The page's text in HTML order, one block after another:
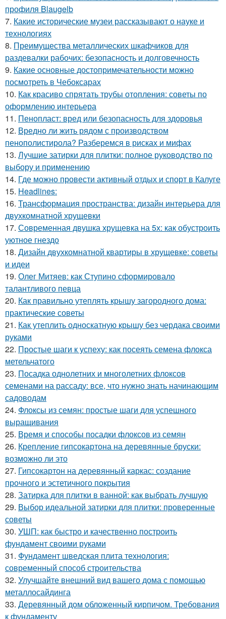
профиля Blaugelb
7. Какие исторические музеи рассказывают о науке и
технологиях
8. Преимущества металлических шкафчиков для
раздевалки рабочих: безопасность и долговечность
9. Какие основные достопримечательности можно
посмотреть в Чебоксарах
10. Как красиво спрятать трубы отопления: советы по
оформлению интерьера
11. Пенопласт: вред или безопасность для здоровья
12. Вредно ли жить рядом с производством
пенополистирола? Разберемся в рисках и мифах
13. Лучшие затирки для плитки: полное руководство по
выбору и применению
14. Где можно провести активный отдых и спорт в Калуге
15. Headlines:
16. Трансформация пространства: дизайн интерьера для
двухкомнатной хрущевки
17. Современная двушка хрущевка на 5х: как обустроить
уютное гнездо
18. Дизайн двухкомнатной квартиры в хрущевке: советы
и идеи
19. Олег Митяев: как Ступино сформировало
талантливого певца
20. Как правильно утеплять крышу загородного дома:
практические советы
21. Как утеплить односкатную крышу без чердака своими
руками
22. Простые шаги к успеху: как посеять семена флокса
метельчатого
23. Посадка однолетних и многолетних флоксов
семенами на рассаду: все, что нужно знать начинающим
садоводам
24. Флоксы из семян: простые шаги для успешного
выращивания
25. Время и способы посадки флоксов из семян
26. Крепление гипсокартона на деревянные бруски:
возможно ли это
27. Гипсокартон на деревянный каркас: создание
прочного и эстетичного покрытия
28. Затирка для плитки в ванной: как выбрать лучшую
29. Выбор идеальной затирки для плитки: проверенные
советы
30. УШП: как быстро и качественно построить
фундамент своими руками
31. Фундамент шведская плита технология:
современный способ строительства
32. Улучшайте внешний вид вашего дома с помощью
металлосайдинга
33. Деревянный дом обложенный кирпичом. Требования
к фундаменту